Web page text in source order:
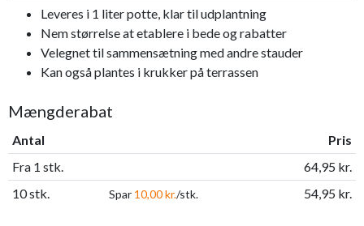
Leveres i 1 liter potte, klar til udplantning
Nem størrelse at etablere i bede og rabatter
Velegnet til sammensætning med andre stauder
Kan også plantes i krukker på terrassen
Mængderabat
Antal
Pris
Fra 1 stk.
64,95 kr.
10 stk.
Spar 10,00 kr./stk. 54,95 kr.